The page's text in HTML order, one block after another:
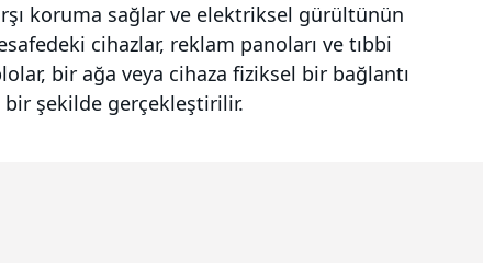
koruma sağlar ve elektriksel gürültünün
cihazlar, reklam panoları ve tıbbi
bir ağa veya cihaza fiziksel bir bağlantı
bir şekilde gerçekleştirilir.